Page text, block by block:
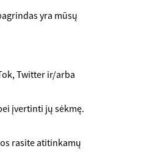
yra mūsų
Twitter ir/arba
įvertinti jų sėkmę.
rasite atitinkamų